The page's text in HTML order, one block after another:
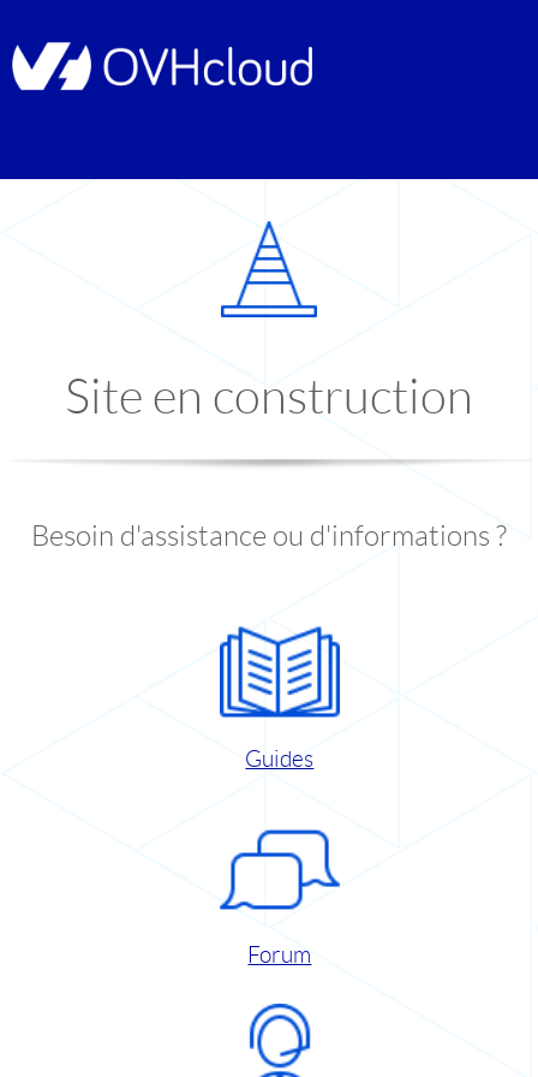
Site en construction
Besoin d'assistance ou d'informations ?
Guides
Forum